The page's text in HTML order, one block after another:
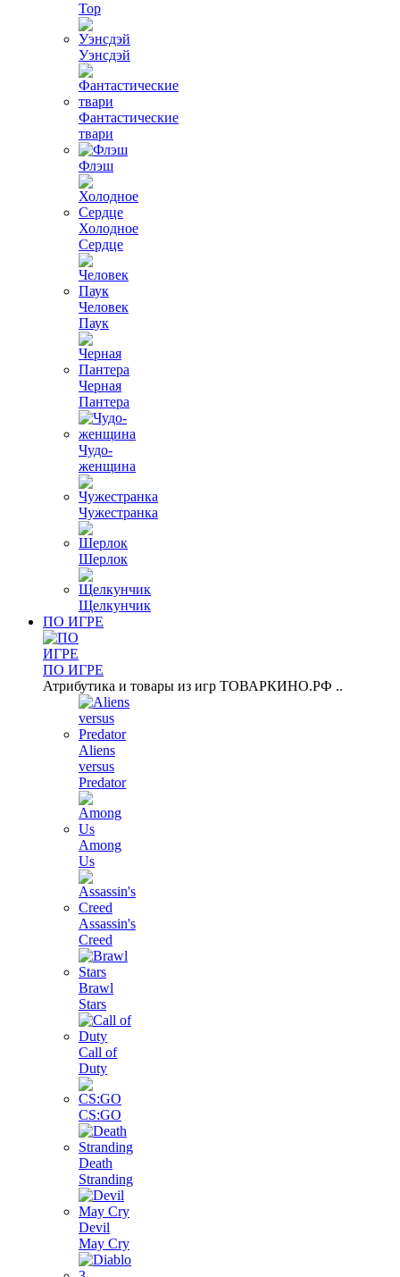
Тор
Уэнсдэй
Фантастические
твари
Флэш
Холодное
Сердце
Человек
Паук
Черная
Пантера
Чудо-
женщина
Чужестранка
Шерлок
Щелкунчик
ПО ИГРЕ
ПО ИГРЕ
Атрибутика и товары из игр ТОВАРКИНО.РФ ..
Aliens
versus
Predator
Among
Us
Assassin's
Creed
Brawl
Stars
Call of
Duty
CS:GO
Death
Stranding
Devil
May Cry